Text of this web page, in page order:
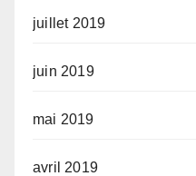
juillet 2019
juin 2019
mai 2019
avril 2019